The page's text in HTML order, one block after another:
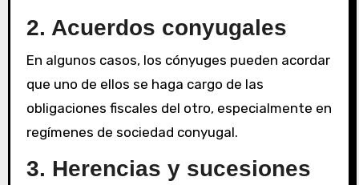
2. Acuerdos conyugales
En algunos casos, los cónyuges pueden acordar
que uno de ellos se haga cargo de las
obligaciones fiscales del otro, especialmente en
regímenes de sociedad conyugal.
3. Herencias y sucesiones